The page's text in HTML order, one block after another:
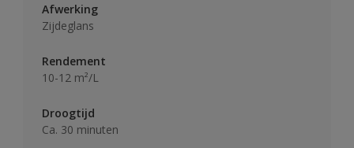
Afwerking
Zijdeglans
Rendement
10-12 m²/L
Droogtijd
Ca. 30 minuten